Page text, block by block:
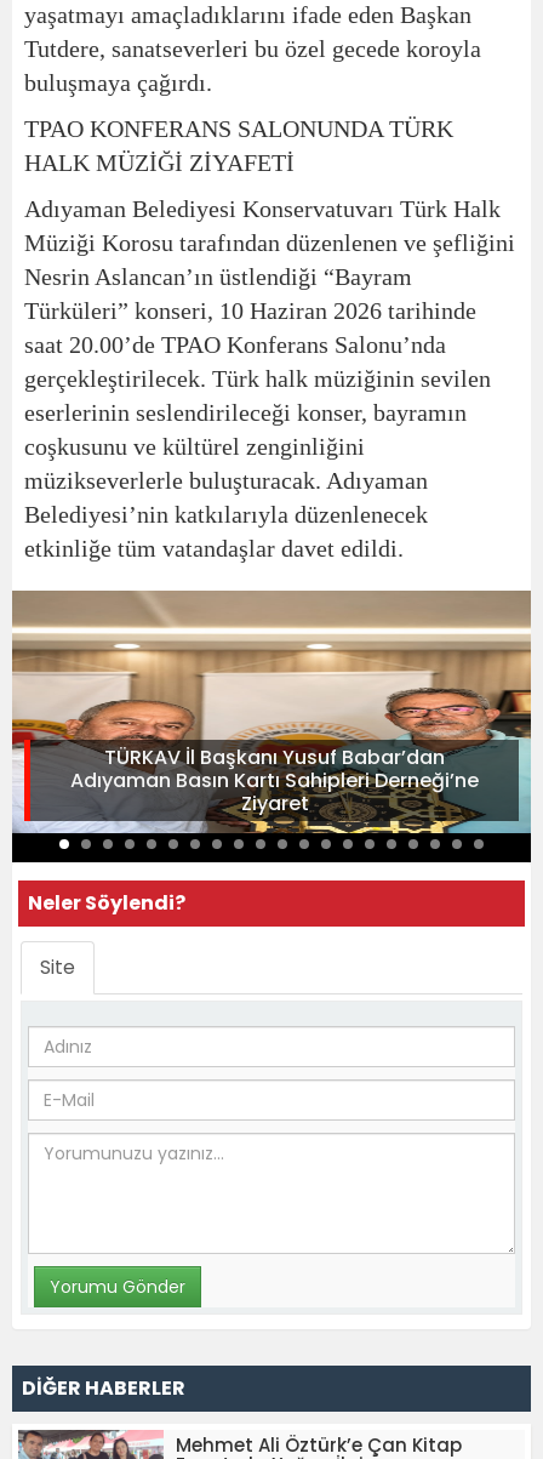
yaşatmayı amaçladıklarını ifade eden Başkan
Tutdere, sanatseverleri bu özel gecede koroyla
buluşmaya çağırdı.
TPAO KONFERANS SALONUNDA TÜRK
HALK MÜZİĞİ ZİYAFETİ
Adıyaman Belediyesi Konservatuvarı Türk Halk
Müziği Korosu tarafından düzenlenen ve şefliğini
Nesrin Aslancan’ın üstlendiği “Bayram
Türküleri” konseri, 10 Haziran 2026 tarihinde
saat 20.00’de TPAO Konferans Salonu’nda
gerçekleştirilecek. Türk halk müziğinin sevilen
eserlerinin seslendirileceği konser, bayramın
coşkusunu ve kültürel zenginliğini
müzikseverlerle buluşturacak. Adıyaman
Belediyesi’nin katkılarıyla düzenlenecek
etkinliğe tüm vatandaşlar davet edildi.
TÜRKAV İl Başkanı Yusuf Babar’dan
Adıyaman Basın Kartı Sahipleri Derneği’ne
Ziyaret
Neler Söylendi?
Site
DİĞER HABERLER
Mehmet Ali Öztürk’e Çan Kitap